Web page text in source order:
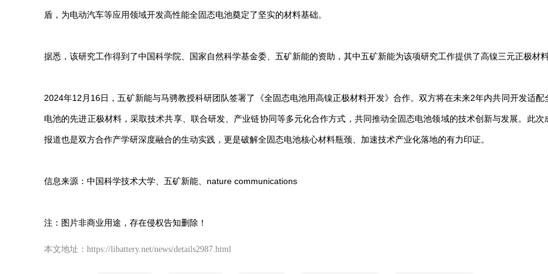
盾，为电动汽车等应用领域开发高性能全固态电池奠定了坚实的材料基础。
据悉，该研究工作得到了中国科学院、国家自然科学基金委、五矿新能的资助，其中五矿新能为该项研究工作提供了高镍三元正极材料
2024年12月16日，五矿新能与马骋教授科研团队签署了《全固态电池用高镍正极材料开发》合作。双方将在未来2年内共同开发适配
电池的先进正极材料，采取技术共享、联合研发、产业链协同等多元化合作方式，共同推动全固态电池领域的技术创新与发展。此次
报道也是双方合作产学研深度融合的生动实践，更是破解全固态电池核心材料瓶颈、加速技术产业化落地的有力印证。
信息来源：中国科学技术大学、五矿新能、nature communications
注：图片非商业用途，存在侵权告知删除！
本文地址：https://libattery.net/news/details2987.html